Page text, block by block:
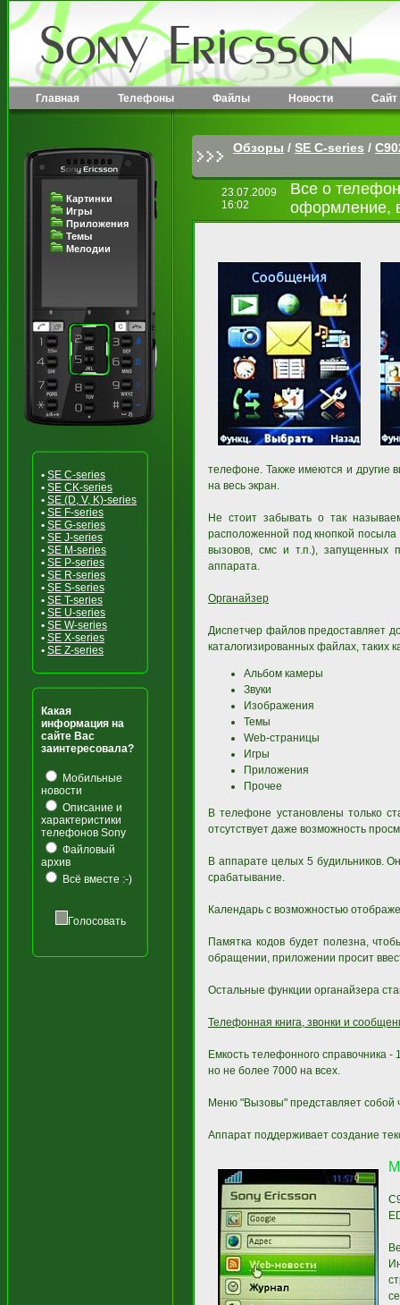
Главная Телефоны Файлы Новости Сайт
Картинки
Игры
Приложения
Темы
Мелодии
• SE C-series
• SE CK-series
• SE (D, V, K)-series
• SE F-series
• SE G-series
• SE J-series
• SE M-series
• SE P-series
• SE R-series
• SE S-series
• SE T-series
• SE U-series
• SE W-series
• SE X-series
• SE Z-series
Какая
информация на
сайте Вас
заинтересовала?
Мобильные
новости
Описание и
характеристики
телефонов Sony
Файловый
архив
Всё вместе :-)
Голосовать
Обзоры / SE C-series /
23.07.2009
16:02
Все о
оформление,
телефоне. Также имеются и другие
на весь экран.
Не стоит забывать о так
расположенной под кнопкой
вызовов, смс и т.п.), запущенных
аппарата.
Органайзер
Диспетчер файлов предоставляет
каталогизированных файлах, таких
Альбом камеры
Звуки
Изображения
Темы
Web-страницы
Игры
Приложения
Прочее
В телефоне установлены только
отсутствует даже возможность
В аппарате целых 5 будильников.
срабатывание.
Календарь с возможностью
Памятка кодов будет полезна,
обращении, приложении просит
Остальные функции органайзера
Телефонная книга, звонки и
Емкость телефонного справочника -
но не более 7000 на всех.
Меню "Вызовы" представляет собой
Аппарат поддерживает создание